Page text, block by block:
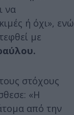
να
ή όχι», ενώ
με
στόχους
«Η
από την